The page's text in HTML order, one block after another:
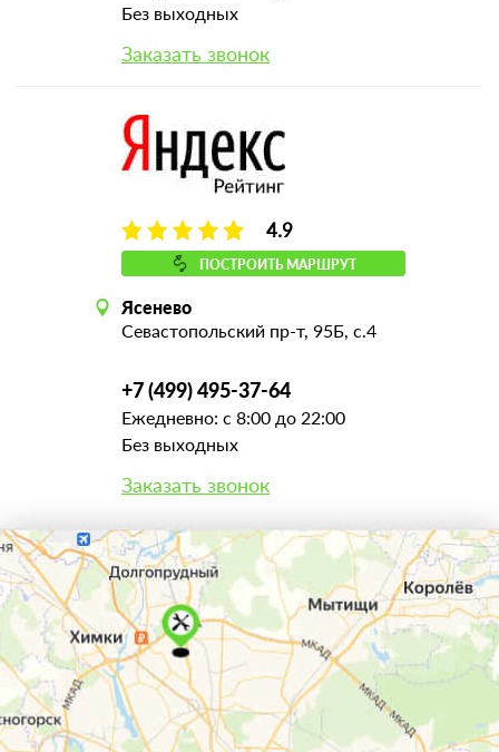
Без выходных
Заказать звонок
4.9
ПОСТРОИТЬ МАРШРУТ
Ясенево
Севастопольский пр-т, 95Б, с.4
+7 (499) 495-37-64
Ежедневно: с 8:00 до 22:00
Без выходных
Заказать звонок